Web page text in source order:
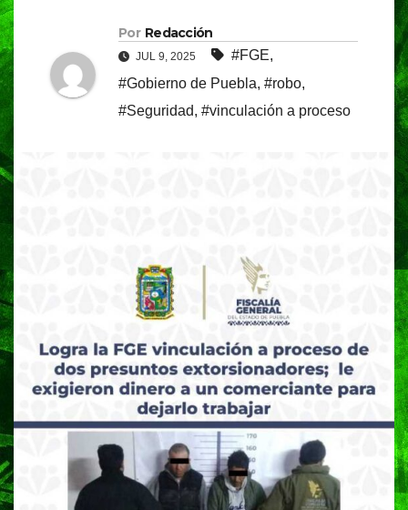
Por Redacción
JUL 9, 2025 #FGE,
#Gobierno de Puebla, #robo,
#Seguridad, #vinculación a proceso